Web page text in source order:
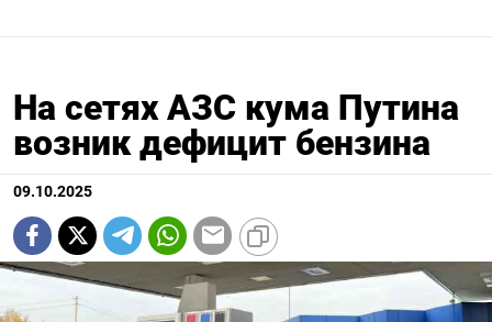
На сетях АЗС кума Путина
возник дефицит бензина
09.10.2025